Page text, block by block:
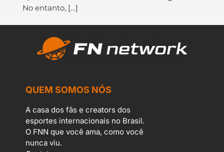
No entanto, […]
QUEM SOMOS NÓS
A casa dos fãs e creators dos
esportes internacionais no Brasil.
O FNN que você ama, como você
nunca viu.